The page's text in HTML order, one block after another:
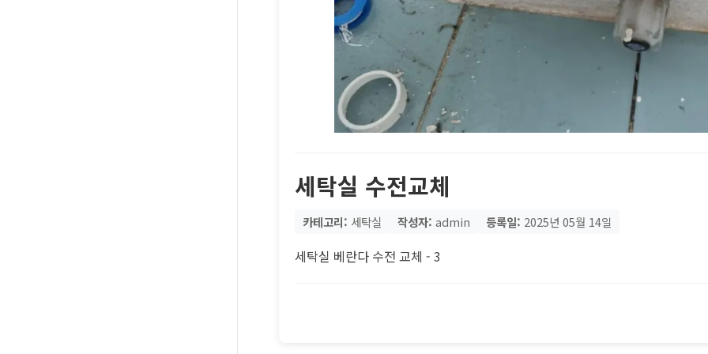
세탁실 수전교체
카테고리: 세탁실 작성자: admin 등록일: 2025년 05월 14일
세탁실 베란다 수전 교체 - 3